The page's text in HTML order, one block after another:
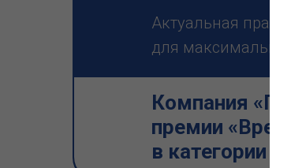
Компания
премии
в категории
Актуальная
для максимально